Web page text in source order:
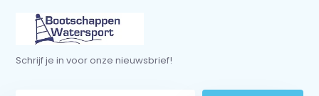
Schrijf je in voor onze nieuwsbrief!